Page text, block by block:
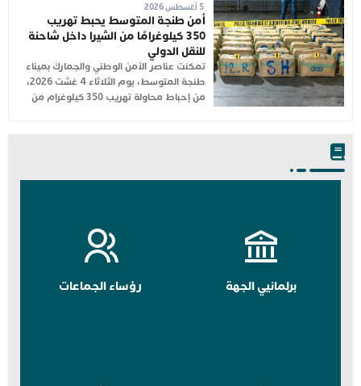
5 أغسطس 2026
أمن طنجة المتوسط يحبط تهريب
350 كيلوغرامًا من الشيرا داخل شاحنة
للنقل الدولي
تمكنت عناصر الأمن الوطني والجمارك بميناء
طنجة المتوسط، يوم الثلاثاء 4 غشت 2026،
من إحباط محاولة تهريب 350 كيلوغرام من
برلمانيي الجهة رؤساء الجماعات